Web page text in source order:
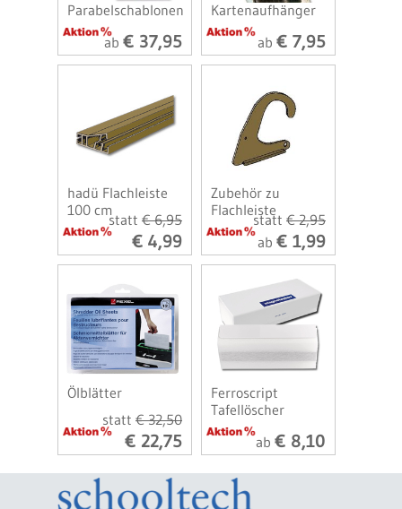
Parabelschablonen
ab € 37,95
Kartenaufhänger
ab € 7,95
hadü Flachleiste
100 cm
statt € 6,95
€ 4,99
Zubehör zu
Flachleiste
statt € 2,95
ab € 1,99
Ölblätter
statt € 32,50
€ 22,75
Ferroscript
Tafellöscher
ab € 8,10